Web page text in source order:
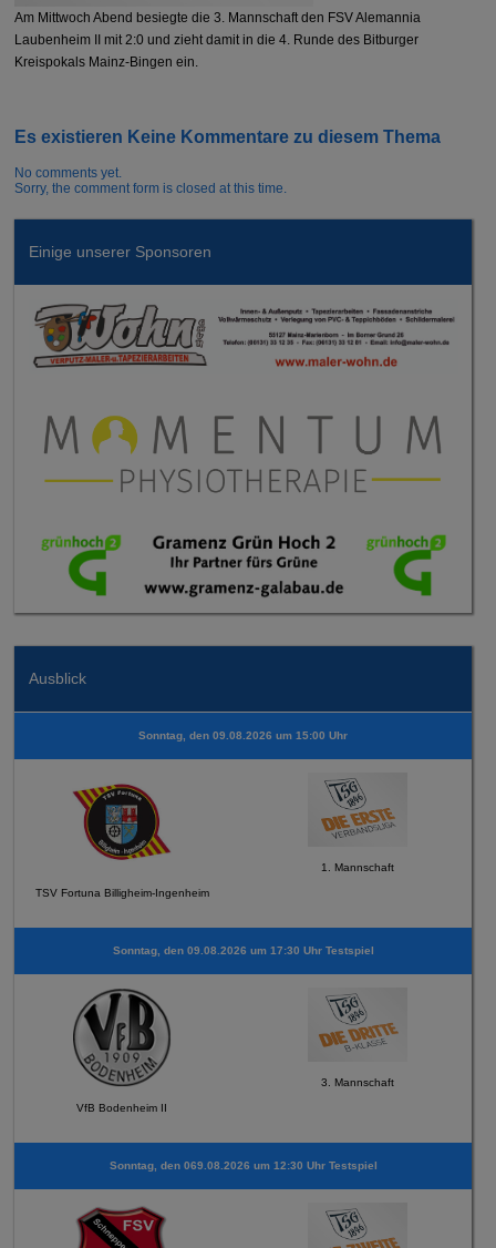
Am Mittwoch Abend besiegte die 3. Mannschaft den FSV Alemannia
Laubenheim II mit 2:0 und zieht damit in die 4. Runde des Bitburger
Kreispokals Mainz-Bingen ein.
Es existieren Keine Kommentare zu diesem Thema
No comments yet.
Sorry, the comment form is closed at this time.
Einige unserer Sponsoren
Ausblick
Sonntag, den 09.08.2026 um 15:00 Uhr
TSV Fortuna Billigheim-Ingenheim
1. Mannschaft
Sonntag, den 09.08.2026 um 17:30 Uhr Testspiel
VfB Bodenheim II
3. Mannschaft
Sonntag, den 069.08.2026 um 12:30 Uhr Testspiel